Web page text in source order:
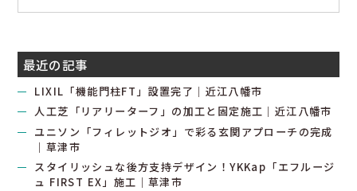
最近の記事
LIXIL「機能門柱FT」設置完了｜近江八幡市
人工芝「リアリーターフ」の加工と固定施工｜近江八幡市
ユニソン「フィレットジオ」で彩る玄関アプローチの完成
｜草津市
スタイリッシュな後方支持デザイン！YKKap「エフルージ
ュ FIRST EX」施工｜草津市